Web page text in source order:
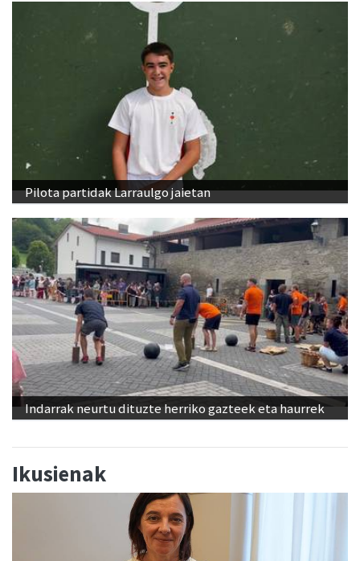
Pilota partidak Larraulgo jaietan
Indarrak neurtu dituzte herriko gazteek eta haurrek
Ikusienak